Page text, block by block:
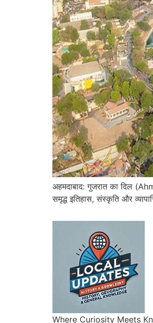
अहमदाबाद: गुजरात का दिल
समृद्ध इतिहास, संस्कृति और
Where Curiosity Meets